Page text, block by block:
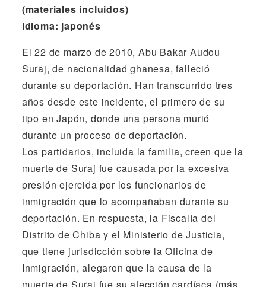
(materiales incluidos)
Idioma: japonés
El 22 de marzo de 2010, Abu Bakar Audou
Suraj, de nacionalidad ghanesa, falleció
durante su deportación. Han transcurrido tres
años desde este incidente, el primero de su
tipo en Japón, donde una persona murió
durante un proceso de deportación.
Los partidarios, incluida la familia, creen que la
muerte de Suraj fue causada por la excesiva
presión ejercida por los funcionarios de
inmigración que lo acompañaban durante su
deportación. En respuesta, la Fiscalía del
Distrito de Chiba y el Ministerio de Justicia,
que tiene jurisdicción sobre la Oficina de
Inmigración, alegaron que la causa de la
muerte de Suraj fue su afección cardíaca (más